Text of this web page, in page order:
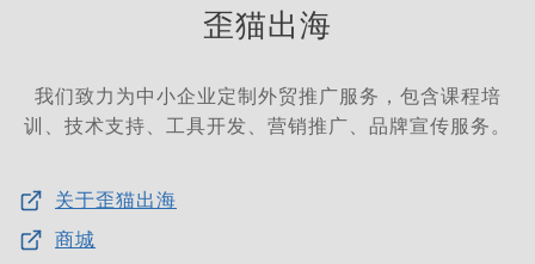
歪猫出海
我们致力为中小企业定制外贸推广服务，包含课程培
训、技术支持、工具开发、营销推广、品牌宣传服务。
关于歪猫出海
商城